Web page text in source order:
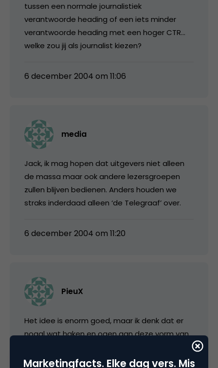
tussen een normale journalistiek
verantwoorde heading of een iets minder
verantwoorde heading met een hoger CTR…
welke zou jij als journalist kiezen?
6 december 2004 om 11:06
media
Jack, ik mag hopen dat uitgevers niet alleen
de massa maar ook andere lezersgroepen
zullen blijven bedienen. Anders houden we
straks inderdaad alleen ‘de Telegraaf’ over.
6 december 2004 om 11:20
PieuX
Het idee is enorm goed, maar ik denk dat er
nogal wat haken en ogen aan deze vorm van
gebaseerd op de interesses van de lezers,
Marketingfacts. Elke dag vers. Mis